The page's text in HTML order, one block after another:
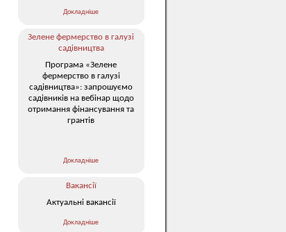
Докладніше
Зелене фермерство в галузі
садівництва
Програма «Зелене
фермерство в галузі
садівництва»: запрошуємо
садівників на вебінар щодо
отримання фінансування та
грантів
Докладніше
Вакансії
Актуальні вакансії
Докладніше